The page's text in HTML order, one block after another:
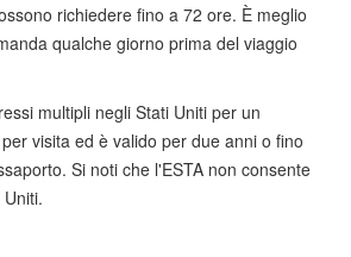
richiedere fino a 72 ore. È meglio
qualche giorno prima del viaggio
multipli negli Stati Uniti per un
visita ed è valido per due anni o fino
Si noti che l'ESTA non consente